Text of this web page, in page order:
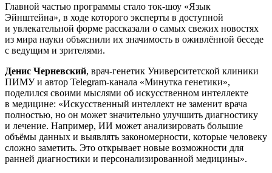
Главной частью программы стало ток-шоу «Язык
Эйнштейна», в ходе которого эксперты в доступной
и увлекательной форме рассказали о самых свежих новостях
из мира науки объяснили их значимость в оживлённой беседе
с ведущим и зрителями.
Денис Черневский, врач-генетик Университетской клиники
ПИМУ и автор Telegram-канала «Минутка генетики»,
поделился своими мыслями об искусственном интеллекте
в медицине: «Искусственный интеллект не заменит врача
полностью, но он может значительно улучшить диагностику
и лечение. Например, ИИ может анализировать большие
объёмы данных и выявлять закономерности, которые человеку
сложно заметить. Это открывает новые возможности для
ранней диагностики и персонализированной медицины».